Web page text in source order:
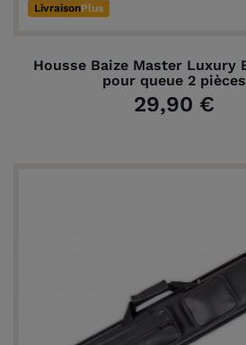
LivraisonPlus
Housse Baize Master Luxury
pour queue 2 pièces
29,90 €